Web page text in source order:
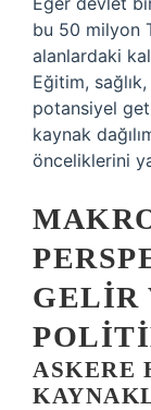
bu 50 milyon
alanlardaki
Eğitim,
potansiyel
kaynak
önceliklerini
GELIR
ASKERE